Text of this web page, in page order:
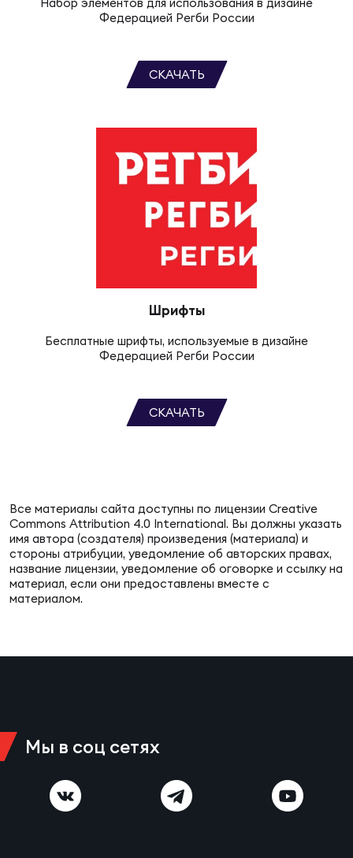
Федерацией Регби России
СКАЧАТЬ
Шрифты
Бесплатные шрифты, используемые в дизайне
Федерацией Регби России
СКАЧАТЬ
Все материалы сайта доступны по лицензии Creative
Commons Attribution 4.0 International. Вы должны указать
имя автора (создателя) произведения (материала) и
стороны атрибуции, уведомление об авторских правах,
название лицензии, уведомление об оговорке и ссылку на
материал, если они предоставлены вместе с
материалом.
Мы в соц сетях